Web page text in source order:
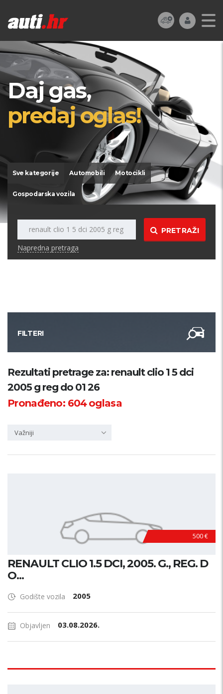
Daj gas,
predaj oglas!
Sve kategorije Automobili Motocikli
Gospodarska vozila
PRETRAŽI
Napredna pretraga
FILTERI
Kategorija
Županija
Rezultati pretrage za: renault clio 1 5 dci
2005 g reg do 01 26
Pronađeno: 604oglasa
Važniji
500 €
RENAULT CLIO 1.5 DCI, 2005. G., REG. D
O...
Godište vozila 2005
Objavljen 03.08.2026.